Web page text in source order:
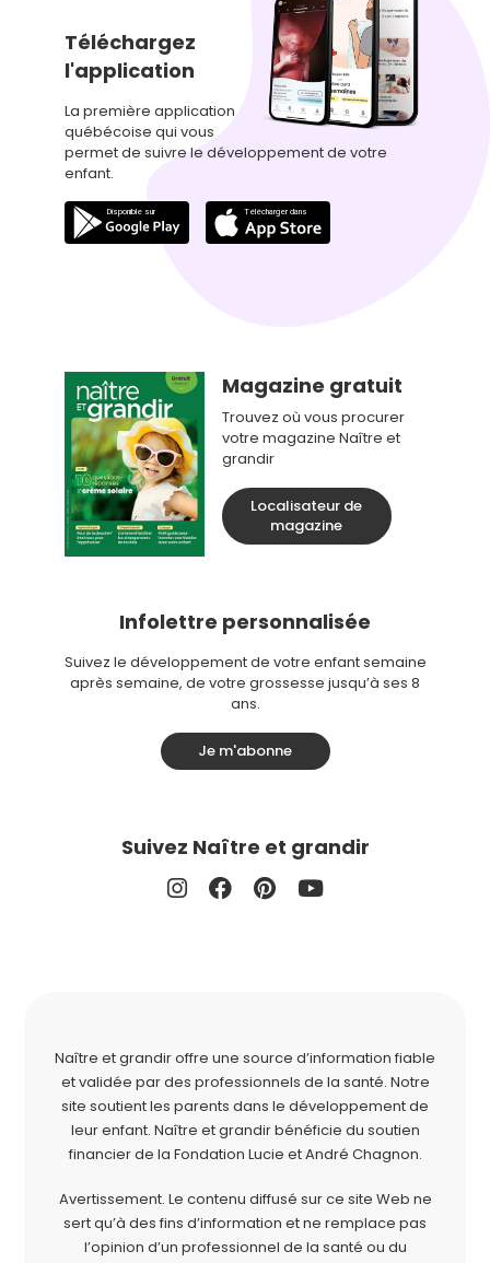
Téléchargez
l'application
La première application
québécoise qui vous
permet de suivre le développement de votre
enfant.
Magazine gratuit
Trouvez où vous procurer
votre magazine Naître et
grandir
Localisateur de
magazine
Infolettre personnalisée
Suivez le développement de votre enfant semaine
après semaine, de votre grossesse jusqu’à ses 8
ans.
Je m'abonne
Suivez Naître et grandir
Naître et grandir offre une source d’information fiable
et validée par des professionnels de la santé. Notre
site soutient les parents dans le développement de
leur enfant. Naître et grandir bénéficie du soutien
financier de la Fondation Lucie et André Chagnon.
Avertissement. Le contenu diffusé sur ce site Web ne
sert qu’à des fins d’information et ne remplace pas
l’opinion d’un professionnel de la santé ou du